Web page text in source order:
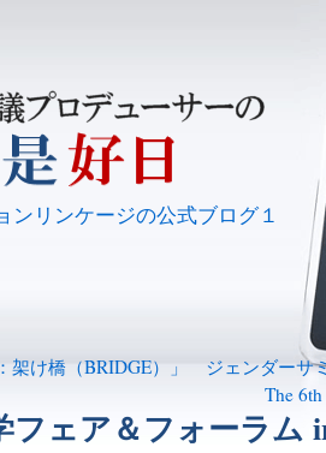
ンリンケージの公式ブログ１
架け橋（BRIDGE）」 ジェンダーサ
The
フェア＆フォーラム